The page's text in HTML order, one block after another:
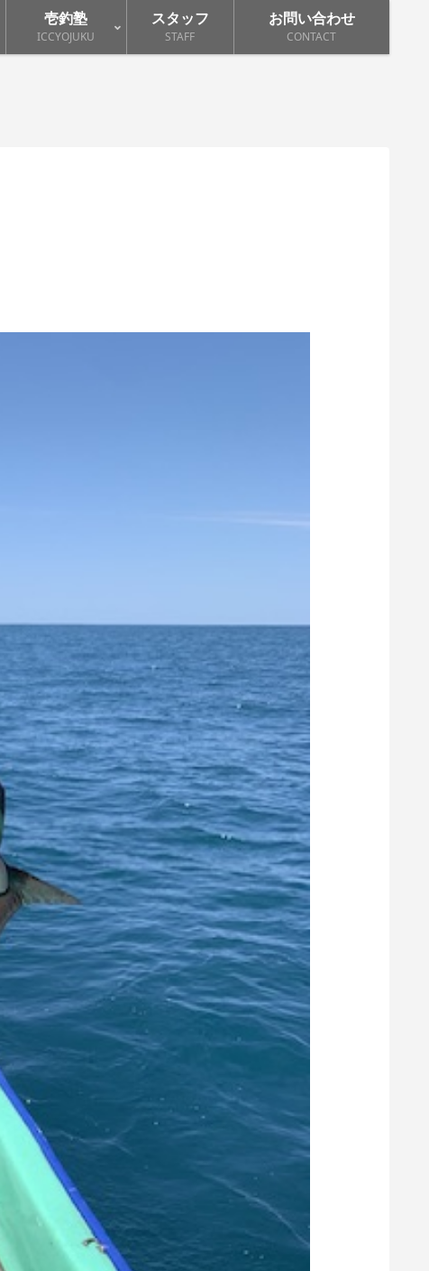
壱釣塾
ICCYOJUKU
スタッフ
STAFF
お問い合わせ
CONTACT